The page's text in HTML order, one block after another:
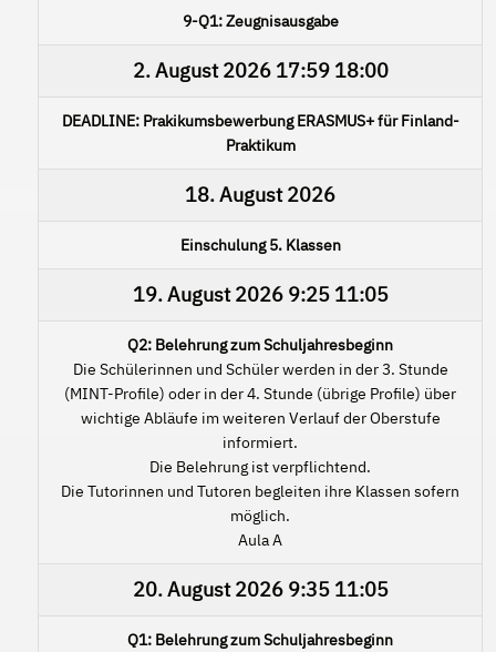
9-Q1: Zeugnisausgabe
2. August 202617:59 18:00
DEADLINE: Prakikumsbewerbung ERASMUS+ für Finland-
Praktikum
18. August 2026
Einschulung 5. Klassen
19. August 20269:25 11:05
Q2: Belehrung zum Schuljahresbeginn
Die Schülerinnen und Schüler werden in der 3. Stunde
(MINT-Profile) oder in der 4. Stunde (übrige Profile) über
wichtige Abläufe im weiteren Verlauf der Oberstufe
informiert.
Die Belehrung ist verpflichtend.
Die Tutorinnen und Tutoren begleiten ihre Klassen sofern
möglich.
Aula A
20. August 20269:35 11:05
Q1: Belehrung zum Schuljahresbeginn